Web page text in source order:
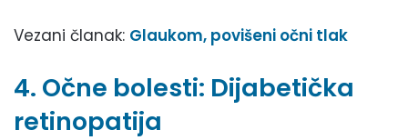
Vezani članak: Glaukom, povišeni očni tlak
4. Očne bolesti: Dijabetička
retinopatija